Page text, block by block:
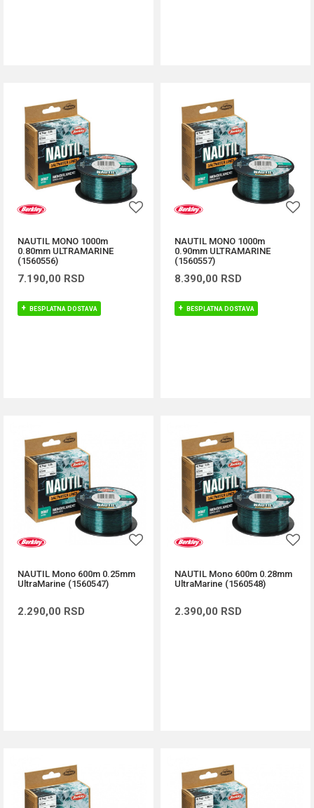
NAUTIL MONO 1000m
0.80mm ULTRAMARINE
(1560556)
7.190,00 RSD
BESPLATNA DOSTAVA
NAUTIL MONO 1000m
0.90mm ULTRAMARINE
(1560557)
8.390,00 RSD
BESPLATNA DOSTAVA
NAUTIL Mono 600m 0.25mm
UltraMarine (1560547)
2.290,00 RSD
NAUTIL Mono 600m 0.28mm
UltraMarine (1560548)
2.390,00 RSD